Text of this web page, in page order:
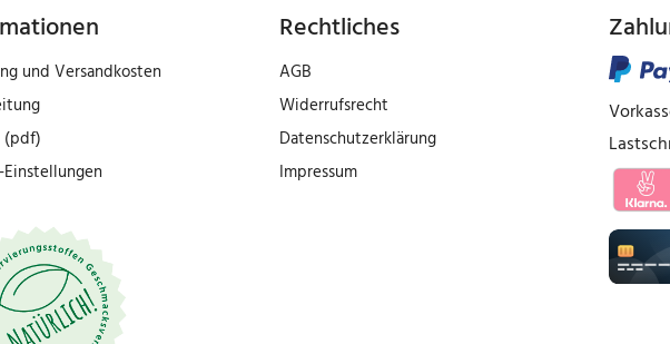
und Versandkosten
(pdf)
Rechtliches
AGB
Widerrufsrecht
Datenschutzerklärung
Impressum